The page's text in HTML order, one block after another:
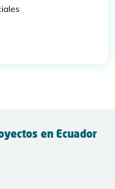
en Ecuador